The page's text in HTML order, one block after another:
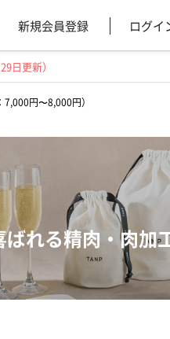
新規会員登録 ログイ
日更新）
円〜8,000円）
れる精肉・肉加